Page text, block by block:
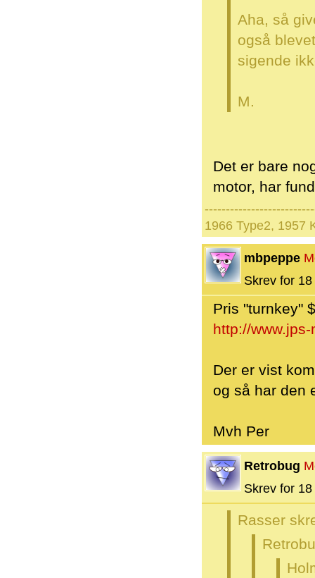
Aha, så
også
sigende
M.
Det er bare
motor, har
1966 Type2, 1957
mbpeppe
Skrev for
Pris "turnkey"
http://
Der er vist
og så har den
Mvh Per
Retrobug
Skrev for
Rasser